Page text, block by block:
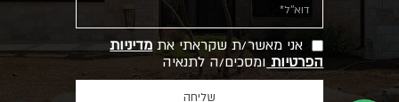
אני מאשר/ת שקראתי אתמדיניות
הפרטיות ומסכים/ה לתנאיה
שליחה